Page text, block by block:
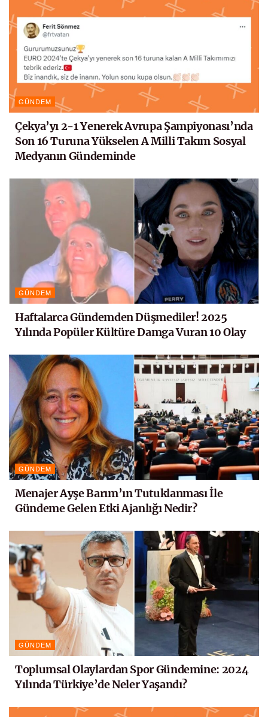
GÜNDEM
Çekya’yı 2-1 Yenerek Avrupa Şampiyonası’nda
Son 16 Turuna Yükselen A Milli Takım Sosyal
Medyanın Gündeminde
GÜNDEM
Haftalarca Gündemden Düşmediler! 2025
Yılında Popüler Kültüre Damga Vuran 10 Olay
GÜNDEM
Menajer Ayşe Barım’ın Tutuklanması İle
Gündeme Gelen Etki Ajanlığı Nedir?
GÜNDEM
Toplumsal Olaylardan Spor Gündemine: 2024
Yılında Türkiye’de Neler Yaşandı?